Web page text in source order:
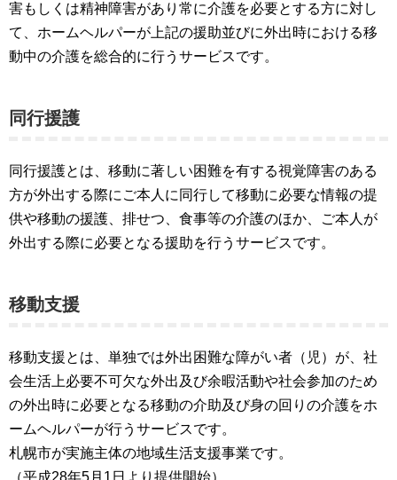
害もしくは精神障害があり常に介護を必要とする方に対し
て、ホームヘルパーが上記の援助並びに外出時における移
動中の介護を総合的に行うサービスです。
同行援護
同行援護とは、移動に著しい困難を有する視覚障害のある
方が外出する際にご本人に同行して移動に必要な情報の提
供や移動の援護、排せつ、食事等の介護のほか、ご本人が
外出する際に必要となる援助を行うサービスです。
移動支援
移動支援とは、単独では外出困難な障がい者（児）が、社
会生活上必要不可欠な外出及び余暇活動や社会参加のため
の外出時に必要となる移動の介助及び身の回りの介護をホ
ームヘルパーが行うサービスです。
札幌市が実施主体の地域生活支援事業です。
（平成28年5月1日より提供開始）